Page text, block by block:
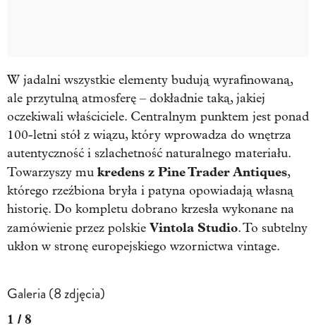
W jadalni wszystkie elementy budują wyrafinowaną,
ale przytulną atmosferę – dokładnie taką, jakiej
oczekiwali właściciele. Centralnym punktem jest ponad
100-letni stół z wiązu, który wprowadza do wnętrza
autentyczność i szlachetność naturalnego materiału.
Towarzyszy mu kredens z Pine Trader Antiques,
którego rzeźbiona bryła i patyna opowiadają własną
historię. Do kompletu dobrano krzesła wykonane na
zamówienie przez polskie Vintola Studio. To subtelny
ukłon w stronę europejskiego wzornictwa vintage.
Galeria (8 zdjęcia)
1 / 8